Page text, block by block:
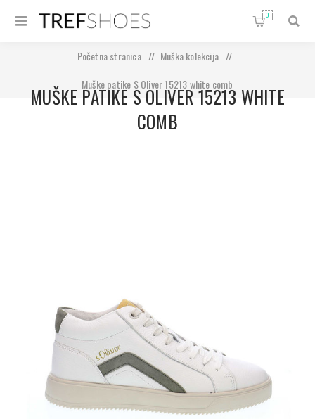
0
Početna stranica / Muška kolekcija
/
Muške patike S Oliver 15213 white comb
MUŠKE PATIKE S OLIVER 15213 WHITE
COMB